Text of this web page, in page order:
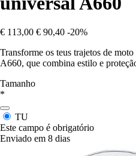
€ 113,00 € 90,40 -20%
Transforme os teus trajetos de
A660, que combina estilo e
Tamanho
*
TU
Este campo é obrigatório
Enviado em 8 dias